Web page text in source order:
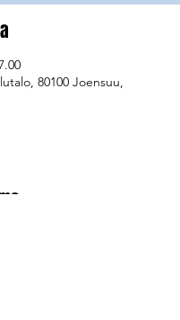
80100 Joensuu,